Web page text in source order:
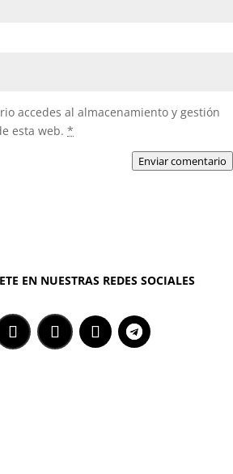
accedes al almacenamiento y gestión
esta web. *
Enviar comentario
EN NUESTRAS REDES SOCIALES